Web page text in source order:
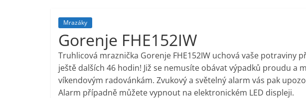
porovnání,
pračky,
televize,
Mrazáky
Gorenje FHE152IW
Truhlicová mraznička Gorenje FHE152IW uchová vaše potraviny
ještě dalších 46 hodin! Již se nemusíte obávat výpadků proudu a
víkendovým radovánkám. Zvukový a světelný alarm vás pak
Alarm případně můžete vypnout na elektronickém LED displeji.